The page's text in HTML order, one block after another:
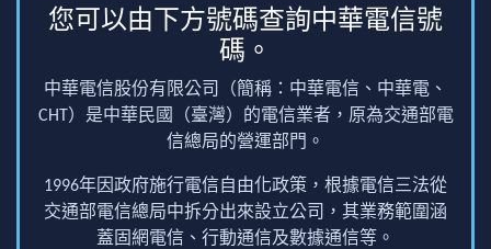
您可以由下方號碼查詢中華電信號
碼。
中華電信股份有限公司（簡稱：中華電信、中華電、
CHT）是中華民國（臺灣）的電信業者，原為交通部電
信總局的營運部門。
1996年因政府施行電信自由化政策，根據電信三法從
交通部電信總局中拆分出來設立公司，其業務範圍涵
蓋固網電信、行動通信及數據通信等。